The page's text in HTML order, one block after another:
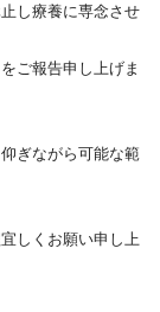
し療養に専念させ
ご報告申し上げま
ぎながら可能な範
しくお願い申し上